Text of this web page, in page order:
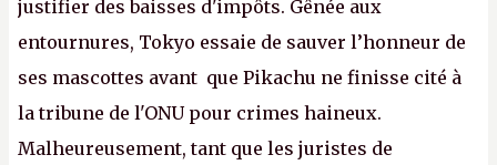
justifier des baisses d'impôts. Gênée aux
entournures, Tokyo essaie de sauver l’honneur de
ses mascottes avant que Pikachu ne finisse cité à
la tribune de l'ONU pour crimes haineux.
Malheureusement, tant que les juristes de